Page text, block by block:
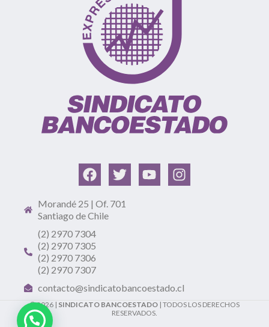
Morandé 25 | Of. 701
Santiago de Chile
(2) 2970 7304
(2) 2970 7305
(2) 2970 7306
(2) 2970 7307
contacto@sindicatobancoestado.cl
© 2026 | SINDICATO BANCOESTADO | TODOS LOS DERECHOS
RESERVADOS.